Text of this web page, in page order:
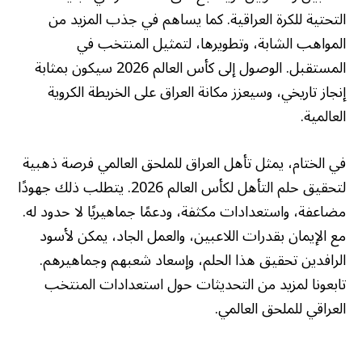
التحتية للكرة العراقية. كما يساهم في جذب المزيد من
المواهب الشابة، وتطويرها، لتمثيل المنتخب في
المستقبل. الوصول إلى كأس العالم 2026 سيكون بمثابة
إنجاز تاريخي، وسيعزز مكانة العراق على الخريطة الكروية
العالمية.
في الختام، يمثل تأهل العراق للملحق العالمي فرصة ذهبية
لتحقيق حلم التأهل لكأس العالم 2026. يتطلب ذلك جهودًا
مضاعفة، واستعدادات مكثفة، ودعمًا جماهيريًا لا حدود له.
مع الإيمان بقدرات اللاعبين، والعمل الجاد، يمكن لأسود
الرافدين تحقيق هذا الحلم، وإسعاد شعبهم وجماهيرهم.
تابعونا لمزيد من التحديثات حول استعدادات المنتخب
العراقي للملحق العالمي.